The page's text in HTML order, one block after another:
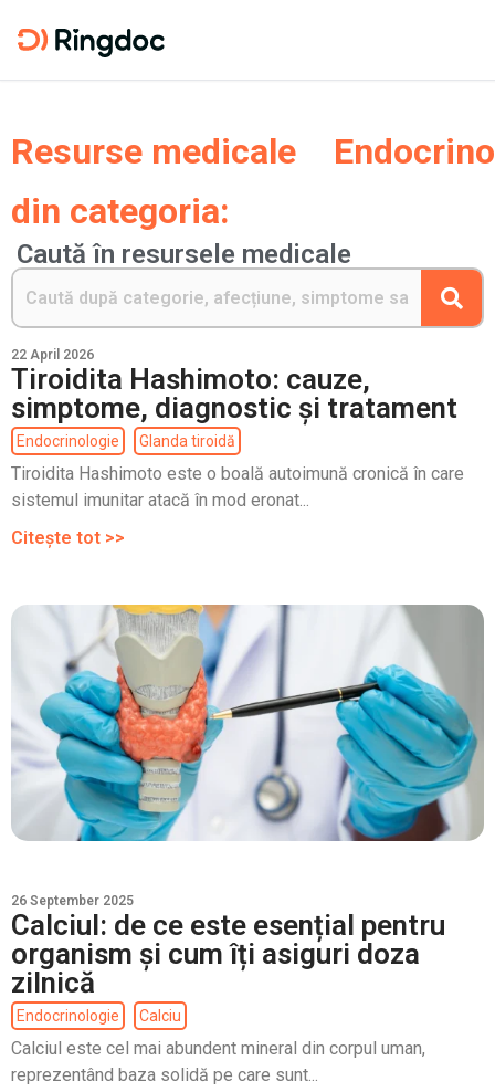
Resurse medicale
din categoria:
Caută în resursele medicale
22 April 2026
Tiroidita Hashimoto: cauze,
simptome, diagnostic și tratament
Endocrinologie Glanda tiroidă
Tiroidita Hashimoto este o boală autoimună cronică în care
sistemul imunitar atacă în mod eronat...
Citește tot >>
26 September 2025
Calciul: de ce este esențial pentru
organism și cum îți asiguri doza
zilnică
Endocrinologie Calciu
Calciul este cel mai abundent mineral din corpul uman,
reprezentând baza solidă pe care sunt...